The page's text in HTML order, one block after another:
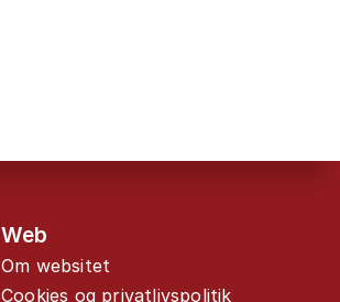
Web
Om websitet
Cookies og privatlivspolitik